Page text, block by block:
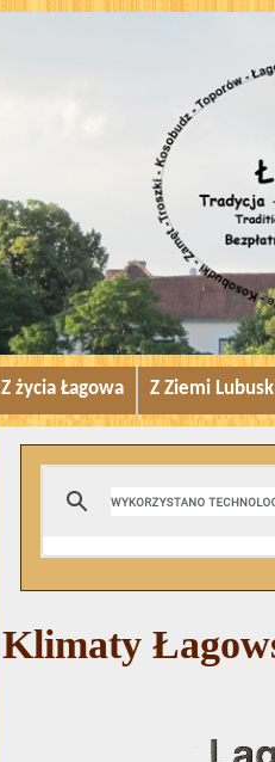
Z życia Łagowa Z Ziemi
Klimaty